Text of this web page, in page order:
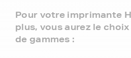
Pour votre imprimante
plus, vous aurez le
de gammes :